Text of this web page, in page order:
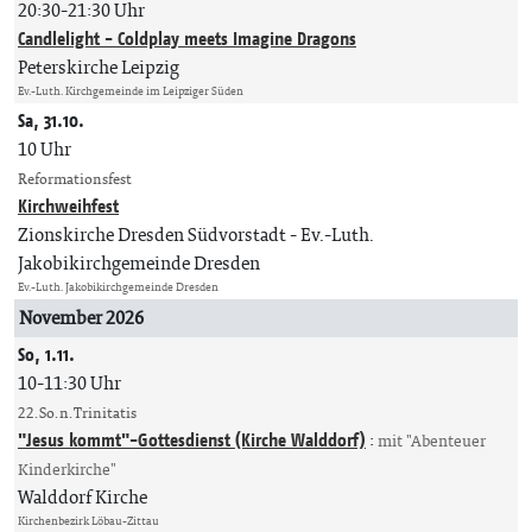
20:30-21:30 Uhr
Candlelight - Coldplay meets Imagine Dragons
Peterskirche Leipzig
Ev.-Luth. Kirchgemeinde im Leipziger Süden
Sa, 31.10.
10 Uhr
Reformationsfest
Kirchweihfest
Zionskirche Dresden Südvorstadt Ev.-Luth.
Jakobikirchgemeinde Dresden
Ev.-Luth. Jakobikirchgemeinde Dresden
November 2026
So, 1.11.
10-11:30 Uhr
22. So. n. Trinitatis
"Jesus kommt"-Gottesdienst (Kirche Walddorf) : mit "Abenteuer
Kinderkirche"
Walddorf Kirche
Kirchenbezirk Löbau-Zittau